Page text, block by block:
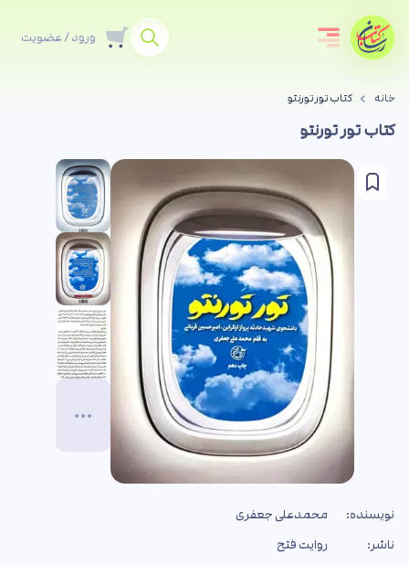
ورود / عضویت
خانه کتاب تور تورنتو
کتاب تور تورنتو
نویسنده:
محمدعلی جعفری
ناشر:
روایت فتح